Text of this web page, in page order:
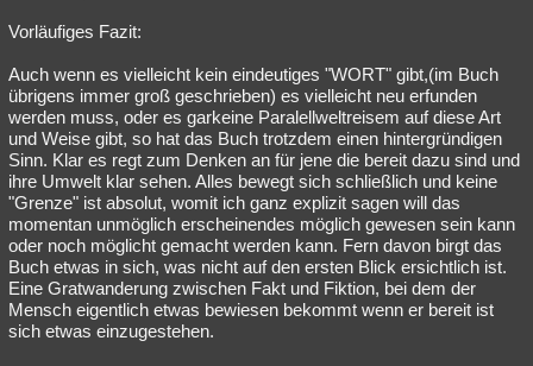
Vorläufiges Fazit:
Auch wenn es vielleicht kein eindeutiges "WORT" gibt,(im Buch
übrigens immer groß geschrieben) es vielleicht neu erfunden
werden muss, oder es garkeine Paralellweltreisem auf diese Art
und Weise gibt, so hat das Buch trotzdem einen hintergründigen
Sinn. Klar es regt zum Denken an für jene die bereit dazu sind und
ihre Umwelt klar sehen. Alles bewegt sich schließlich und keine
"Grenze" ist absolut, womit ich ganz explizit sagen will das
momentan unmöglich erscheinendes möglich gewesen sein kann
oder noch möglicht gemacht werden kann. Fern davon birgt das
Buch etwas in sich, was nicht auf den ersten Blick ersichtlich ist.
Eine Gratwanderung zwischen Fakt und Fiktion, bei dem der
Mensch eigentlich etwas bewiesen bekommt wenn er bereit ist
sich etwas einzugestehen.